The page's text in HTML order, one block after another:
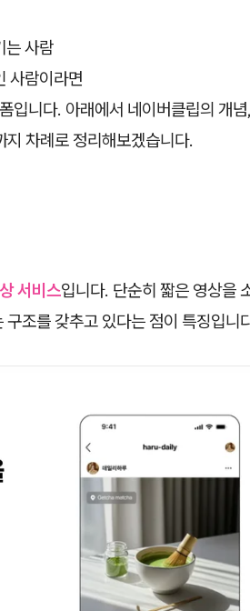
는 사람
사람이라면
입니다. 아래에서 네이버클립의 개
차례로 정리해보겠습니다.
서비스입니다. 단순히 짧은 영상을
조를 갖추고 있다는 점이 특징입니